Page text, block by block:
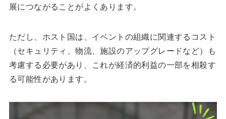
展につながることがよくあります。
ただし、ホスト国は、イベントの組織に関連するコスト
（セキュリティ、物流、施設のアップグレードなど）も
考慮する必要があり、これが経済的利益の一部を相殺す
る可能性があります。